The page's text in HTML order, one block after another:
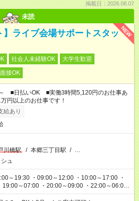
掲載日：2026.08.07
未読
NEW
】ライブ会場サポートスタッ
社会人未経験OK
大学生歓迎
接OK
■日払いOK ■実働3時間5,120円のお仕事あ
円以上のお仕事です！
給あり
川橋駅 / 本郷三丁目駅 / …
ュ
～19:30 ・09:00～12:00 ・10:00～17:00 ・
19:00～07:00 ・20:00～09:00 ・22:00～06:00